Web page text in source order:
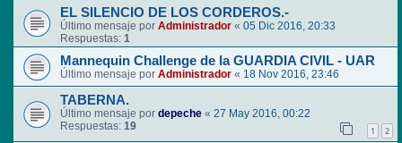
EL SILENCIO DE LOS CORDEROS.-
Último mensaje por Administrador « 05 Dic 2016, 20:33
Respuestas: 1
Mannequin Challenge de la GUARDIA CIVIL - UAR
Último mensaje por Administrador « 18 Nov 2016, 23:46
TABERNA.
Último mensaje por depeche « 27 May 2016, 00:22
Respuestas: 19 1 2